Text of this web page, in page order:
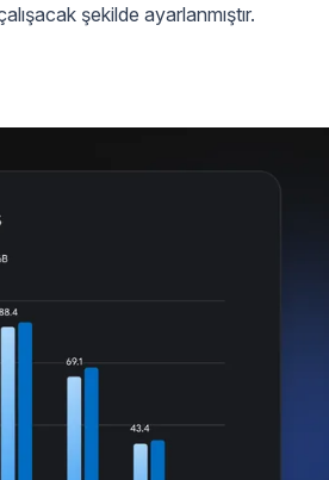
şekilde ayarlanmıştır.